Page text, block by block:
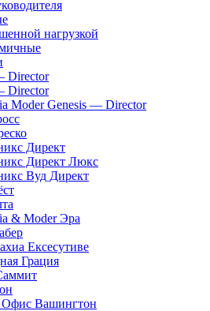
нагрузкой
Director
Director
Moder Genesis — Director
Директ
Директ Люкс
Вуд Директ
& Moder Эра
Ексесутиве
Грация
Офис Вашингтон